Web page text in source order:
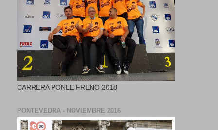
CARRERA PONLE FRENO 2018
PONTEVEDRA - NOVIEMBRE 2016